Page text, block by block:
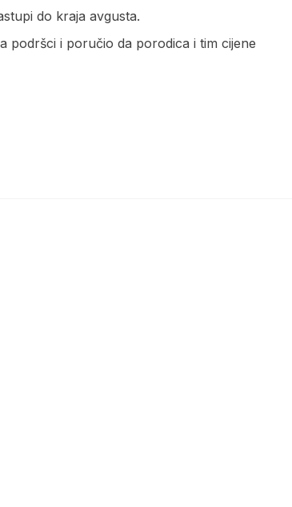
do kraja avgusta.
podršci i poručio da porodica i tim cijene